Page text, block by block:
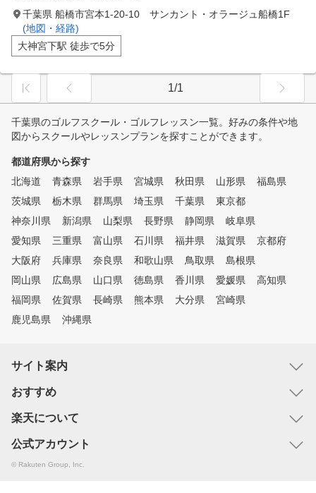
千葉県 船橋市宮本1-20-10 サンカント・オラージュ船橋1F
(地図・経路)
大神宮下駅 徒歩で5分
1/1
千葉県のゴルフスクール・ゴルフレッスン一覧。好みの条件や地
図からスクールやレッスンプランを探すことができます。
都道府県から探す
北海道
青森県 岩手県 宮城県 秋田県 山形県
福島県
茨城県
栃木県 群馬県 埼玉県 千葉県
東京都
神奈川県
新潟県 山梨県 長野県 静岡県
岐阜県
愛知県
三重県 富山県 石川県 福井県 滋賀県
京都府
大阪府
兵庫県 奈良県 和歌山県 鳥取県
島根県
岡山県
広島県 山口県 徳島県 香川県 愛媛県
高知県
福岡県
佐賀県 長崎県 熊本県 大分県
宮崎県
鹿児島県
沖縄県
サイト案内
おすすめ
楽天について
公式アカウント
© Rakuten Group, Inc.